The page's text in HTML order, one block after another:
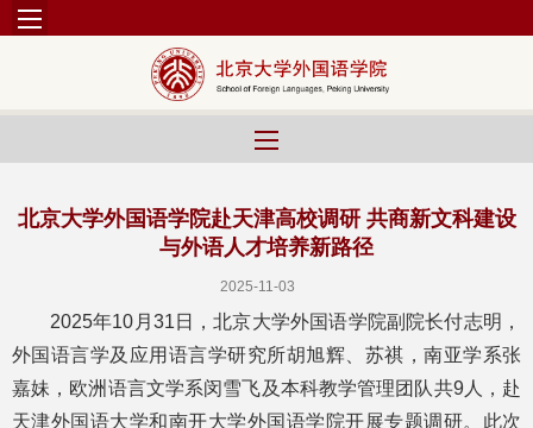
北京大学外国语学院赴天津高校调研 共商新文科建设
与外语人才培养新路径
2025-11-03
2025年10月31日，北京大学外国语学院副院长付志明，
外国语言学及应用语言学研究所胡旭辉、苏祺，南亚学系张
嘉妹，欧洲语言文学系闵雪飞及本科教学管理团队共9人，赴
天津外国语大学和南开大学外国语学院开展专题调研。此次